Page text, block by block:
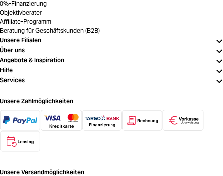
0%-Finanzierung
Objektivberater
Affiliate-Programm
Beratung für Geschäftskunden (B2B)
Unsere Filialen
Über uns
Angebote & Inspiration
Hilfe
Services
Unsere Zahlmöglichkeiten
Unsere Versandmöglichkeiten